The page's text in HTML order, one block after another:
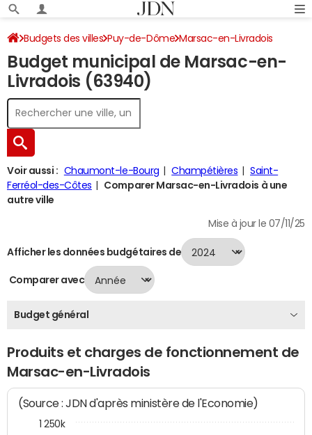
Budgets des villes Puy-de-Dôme Marsac-en-Livradois
Budget 2024
Budget municipal de Marsac-en-
Livradois (63940)
Voir aussi : Chaumont-le-Bourg Champétières
Saint-
Ferréol-des-Côtes
Comparer Marsac-en-Livradois à une
autre ville
Mise à jour le 07/11/25
Afficher les données budgétaires de
Comparer avec
Budget général
Produits et charges de fonctionnement de
Marsac-en-Livradois
(Source : JDN d'après ministère de l'Economie)
1 250k